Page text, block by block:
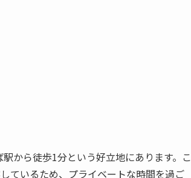
から徒歩1分という好立地にあります。こ
ているため、プライベートな時間を過ご